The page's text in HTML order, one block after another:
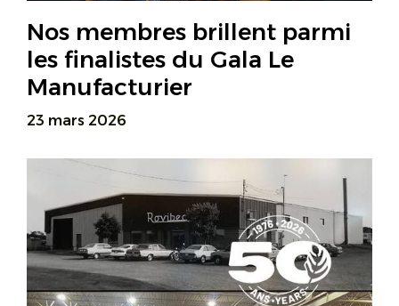
Nos membres brillent parmi
les finalistes du Gala Le
Manufacturier
23 mars 2026